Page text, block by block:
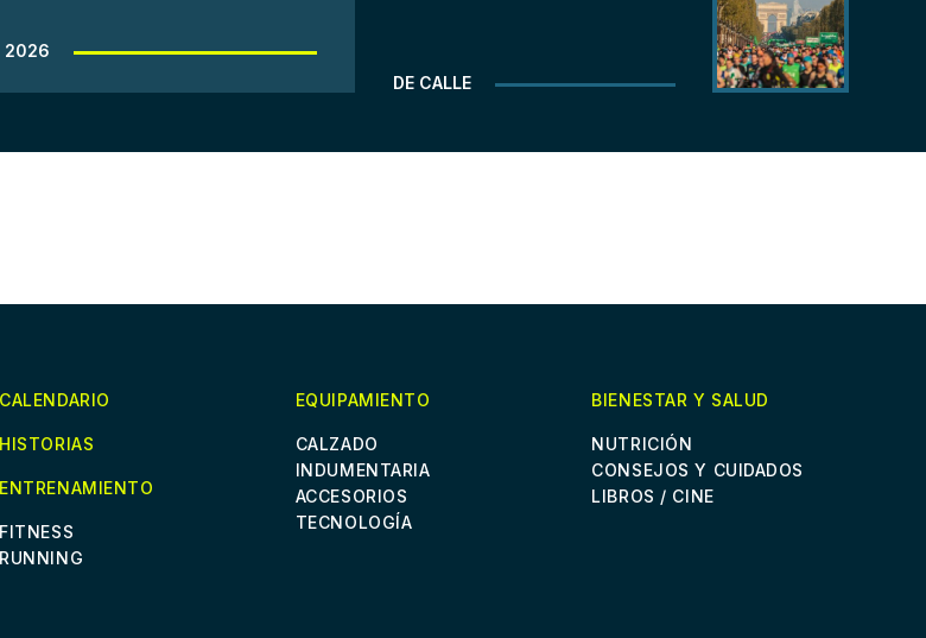
2026
DE CALLE
CALENDARIO
HISTORIAS
ENTRENAMIENTO
FITNESS
RUNNING
EQUIPAMIENTO
CALZADO
INDUMENTARIA
ACCESORIOS
TECNOLOGÍA
BIENESTAR Y SALUD
NUTRICIÓN
CONSEJOS Y CUIDADOS
LIBROS / CINE